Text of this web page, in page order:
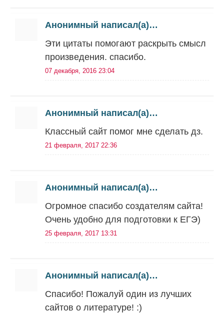
Анонимный написал(а)…
Эти цитаты помогают раскрыть смысл
произведения. спасибо.
07 декабря, 2016 23:04
Анонимный написал(а)…
Классный сайт помог мне сделать дз.
21 февраля, 2017 22:36
Анонимный написал(а)…
Огромное спасибо создателям сайта!
Очень удобно для подготовки к ЕГЭ)
25 февраля, 2017 13:31
Анонимный написал(а)…
Спасибо! Пожалуй один из лучших
сайтов о литературе! :)